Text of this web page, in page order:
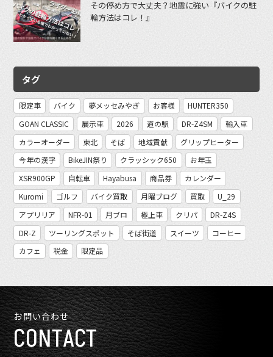
その停め方で大丈夫？地震に強い『バイクの駐
輪方法はコレ！』
タグ
限定車 バイク 夢メッセみやぎ お客様
HUNTER350
GOAN CLASSIC
展示車 2026 道の駅 DR-Z4SM
輸入車
カラーオーダー
東北 そば 地域貢献
グリップヒーター
今年の漢字
BikeJIN祭り クラッシック650
お年玉
XSR900GP
自転車 Hayabusa 商品券
カレンダー
Kuromi
ゴルフ バイク買取 月曜ブログ 買取
U_29
アプリリア
NFR-01 月ブロ 極上車 クリパ
DR-Z4S
DR-Z
ツーリングスポット そば街道 スイーツ
コーヒー
カフェ
税金 限定品
お問い合わせ
CONTACT